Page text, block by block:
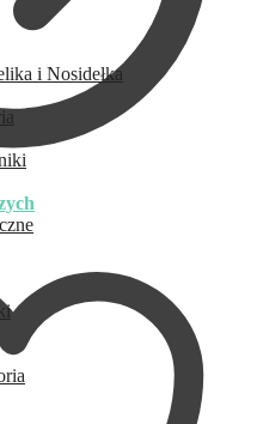
i Nosidełka